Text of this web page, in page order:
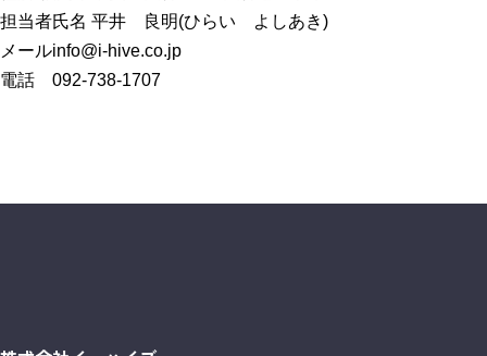
担当者氏名 平井 良明(ひらい よしあき)
メールinfo@i-hive.co.jp
電話 092-738-1707